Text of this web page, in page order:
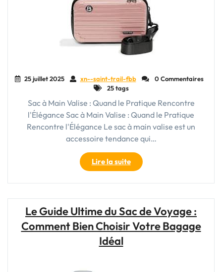
Réunies"
25 juillet 2025 xn--saint-trail-fbb
0 Commentaires
25 tags
Sac à Main Valise : Quand le Pratique Rencontre
l'Élégance Sac à Main Valise : Quand le Pratique
Rencontre l'Élégance Le sac à main valise est un
accessoire tendance qui…
Lire la suite"Le
Sac
à
:
L’Alliance
Le Guide Ultime du Sac de Voyage :
Comment Bien Choisir Votre Bagage
Idéal